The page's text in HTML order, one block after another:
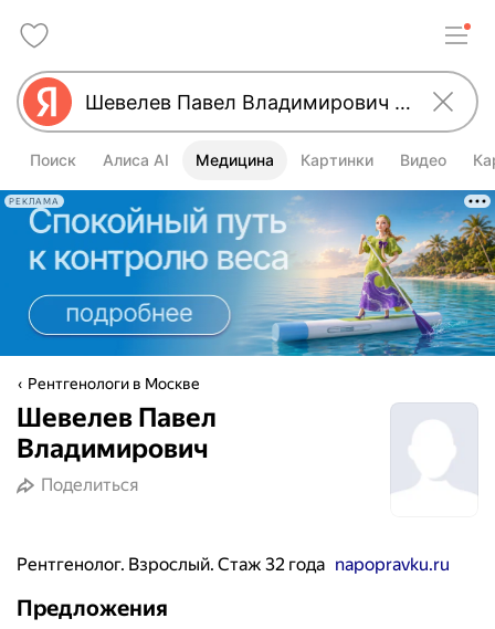
Поиск Алиса AI Медицина Картинки Видео
РЕКЛАМА
Рентгенологи в Москве
Шевелев Павел
Владимирович
Поделиться
Рентгенолог. Взрослый. Стаж 32 года napopravku.ru
Предложения